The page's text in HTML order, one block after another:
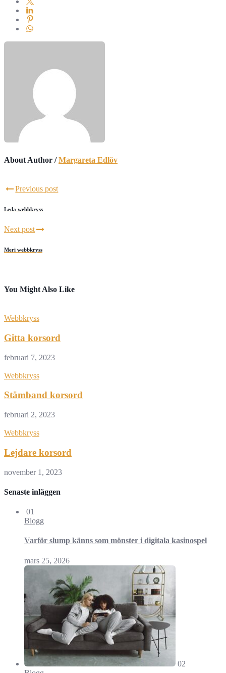
About Author /Margareta Edlöv
Previous post
Leda webbkryss
Next post
Meri webbkryss
You Might Also Like
Webbkryss
Gitta korsord
februari 7, 2023
Webbkryss
Stämband korsord
februari 2, 2023
Webbkryss
Lejdare korsord
november 1, 2023
Senaste inläggen
01
Blogg
Varför slump känns som mönster i digitala kasinospel
mars 25, 2026
02